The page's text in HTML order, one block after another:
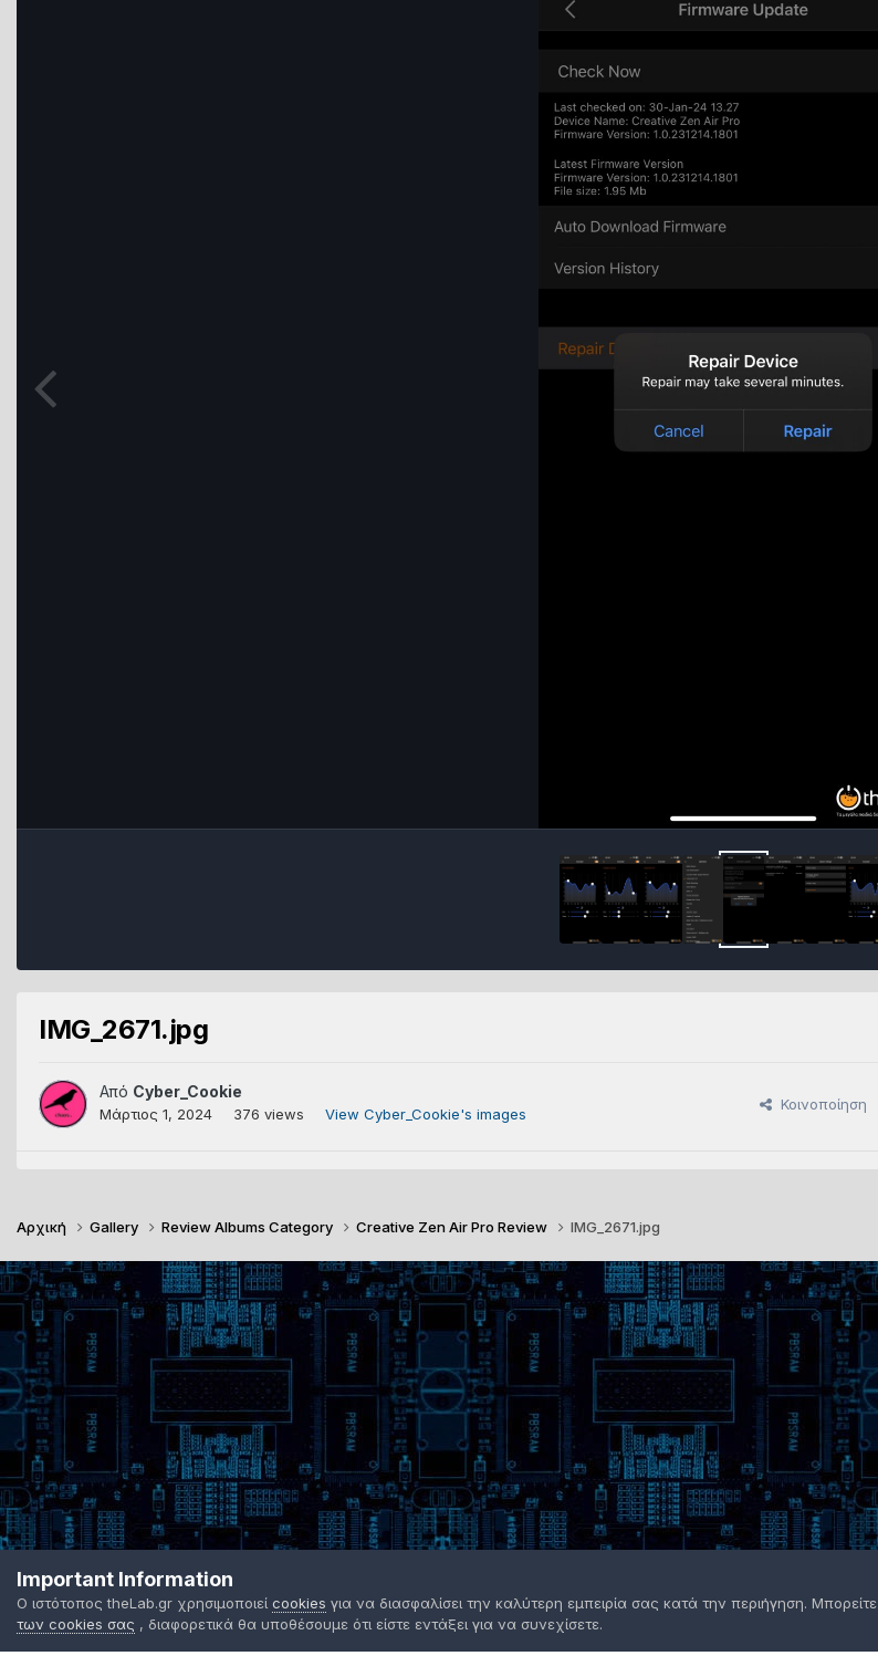
IMG_2671.jpg
Από Cyber_Cookie
Μάρτιος 1, 2024 376 views View Cyber_Cookie's images
Κοινοποίηση
Αρχική Gallery Review Albums Category Creative Zen Air Pro Review IMG_2671.jpg
Important Information
Ο ιστότοπος theLab.gr χρησιμοποιεί cookies για να διασφαλίσει την καλύτερη εμπειρία σας κατά την περιήγηση. Μπορείτε
των cookies σας , διαφορετικά θα υποθέσουμε ότι είστε εντάξει για να συνεχίσετε.